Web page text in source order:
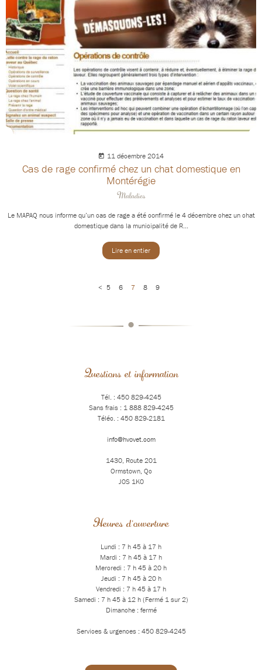
11 décembre 2014
Cas de rage confirmé chez un chat domestique en
Montérégie
Maladies
Le MAPAQ nous informe qu’un cas de rage a été confirmé le 4 décembre chez un chat
domestique dans la municipalité de R...
Lire en entier
< 5 6 7 8 9
•
Questions et information
Tél. : 450 829-4245
Sans frais : 1 888 829-4245
Téléc. : 450 829-2181
info@hvovet.com
1430, Route 201
Ormstown, Qc
J0S 1K0
Heures d'ouverture
Lundi : 7 h 45 à 17 h
Mardi : 7 h 45 à 17 h
Mercredi : 7 h 45 à 20 h
Jeudi : 7 h 45 à 20 h
Vendredi : 7 h 45 à 17 h
Samedi : 7 h 45 à 12 h (Fermé 1 sur 2)
Dimanche : fermé
Services & urgences : 450 829-4245